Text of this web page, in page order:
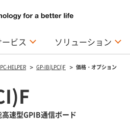
ビス ソリューション
HELPER GP-IB(LPCI)F 価格・オプション
速型GPIB通信ボード